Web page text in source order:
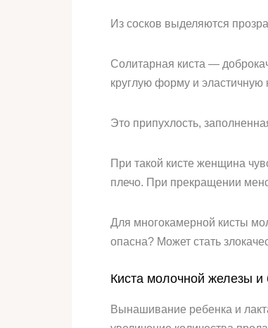
Из сосков выделяются
Солитарная киста —
круглую форму и эластичную
Это припухлость,
При такой кисте женщина
плечо. При прекращении
Для многокамерной кисты
опасна? Может стать
Киста молочной железы и
Вынашивание ребенка и